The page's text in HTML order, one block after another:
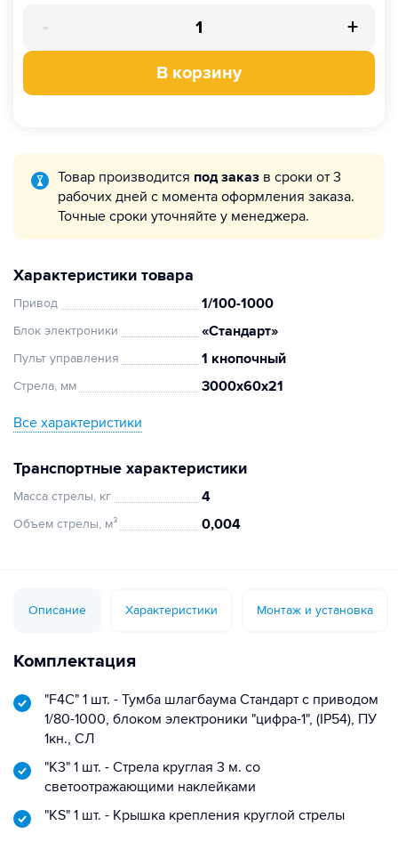
- +
В корзину
Товар производится под заказ в сроки от 3
рабочих дней с момента оформления заказа.
Точные сроки уточняйте у менеджера.
Характеристики товара
Привод 1/100-1000
Блок электроники «Стандарт»
Пульт управления 1 кнопочный
Стрела, мм 3000х60х21
Все характеристики
Транспортные характеристики
Масса стрелы, кг 4
Объем стрелы, м³ 0,004
Описание Характеристики Монтаж и установка
Комплектация
"F4C" 1 шт. - Тумба шлагбаума Стандарт с приводом
1/80-1000, блоком электроники "цифра-1", (IP54), ПУ
1кн., СЛ
"K3" 1 шт. - Стрела круглая 3 м. со
светоотражающими наклейками
"KS" 1 шт. - Крышка крепления круглой стрелы